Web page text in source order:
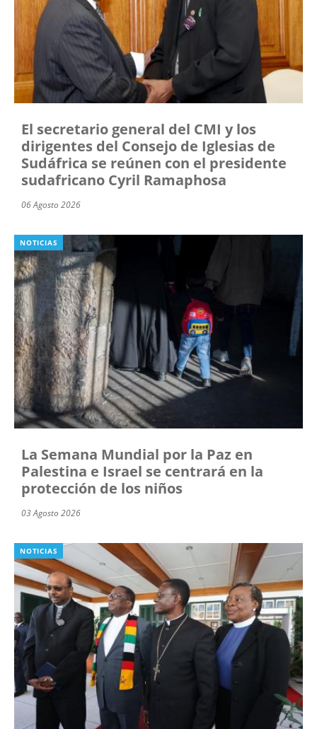
El secretario general del CMI y los
dirigentes del Consejo de Iglesias de
Sudáfrica se reúnen con el presidente
sudafricano Cyril Ramaphosa
06 Agosto 2026
NOTICIAS
La Semana Mundial por la Paz en
Palestina e Israel se centrará en la
protección de los niños
03 Agosto 2026
NOTICIAS